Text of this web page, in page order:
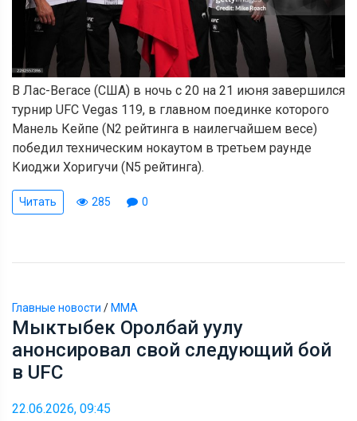
В Лас-Вегасе (США) в ночь с 20 на 21 июня завершился
турнир UFC Vegas 119, в главном поединке которого
Манель Кейпе (N2 рейтинга в наилегчайшем весе)
победил техническим нокаутом в третьем раунде
Киоджи Хоригучи (N5 рейтинга).
Читать 285 0
Главные новости /ММА
Мыктыбек Оролбай уулу
анонсировал свой следующий бой
в UFC
22.06.2026, 09:45